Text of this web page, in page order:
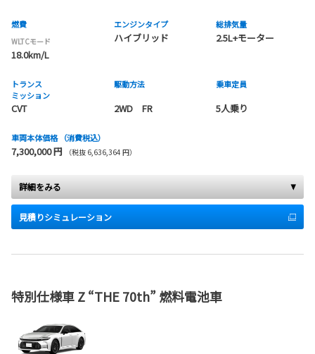
燃費
WLTCモード
18.0km/L
エンジンタイプ
ハイブリッド
総排気量
2.5L+モーター
トランス
ミッション
CVT
駆動方法
2WD FR
乗車定員
5人乗り
車両本体価格 （消費税込）
7,300,000 円 （税抜 6,636,364 円）
詳細をみる
見積りシミュレーション
特別仕様車 Z “THE 70th” 燃料電池車